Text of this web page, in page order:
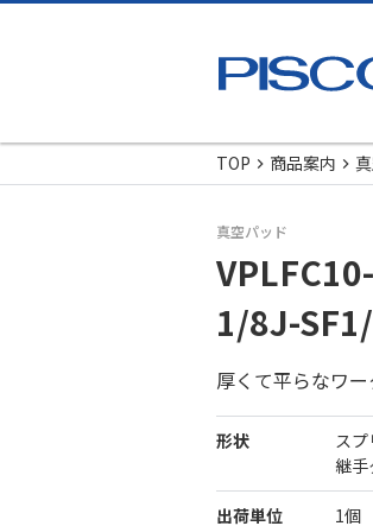
TOP
商品案内
真空パッド
1/8J-
厚くて平らなワー
形状
ス
継
出荷単位 1個